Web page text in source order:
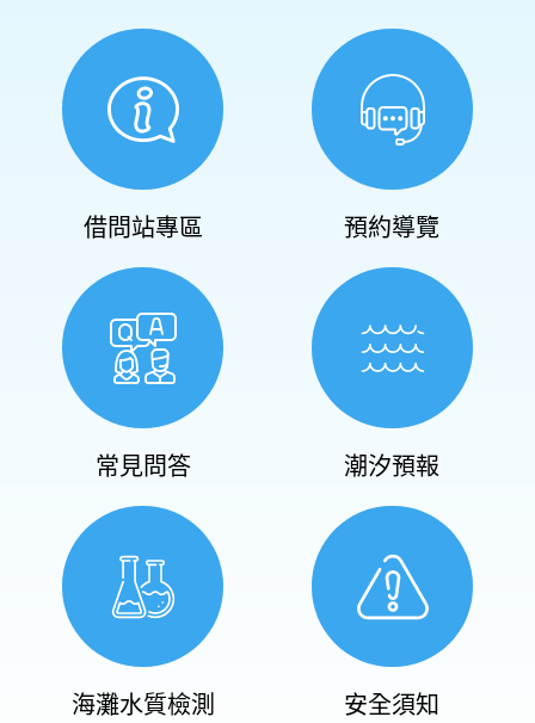
借問站專區 預約導覽
常見問答 潮汐預報
海灘水質檢測 安全須知